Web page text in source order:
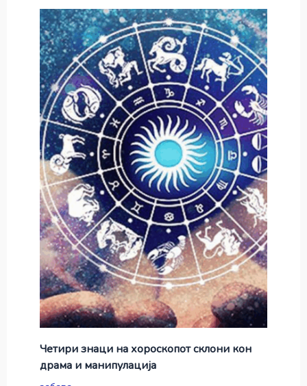
Четири знаци на хороскопот склони кон
драма и манипулација